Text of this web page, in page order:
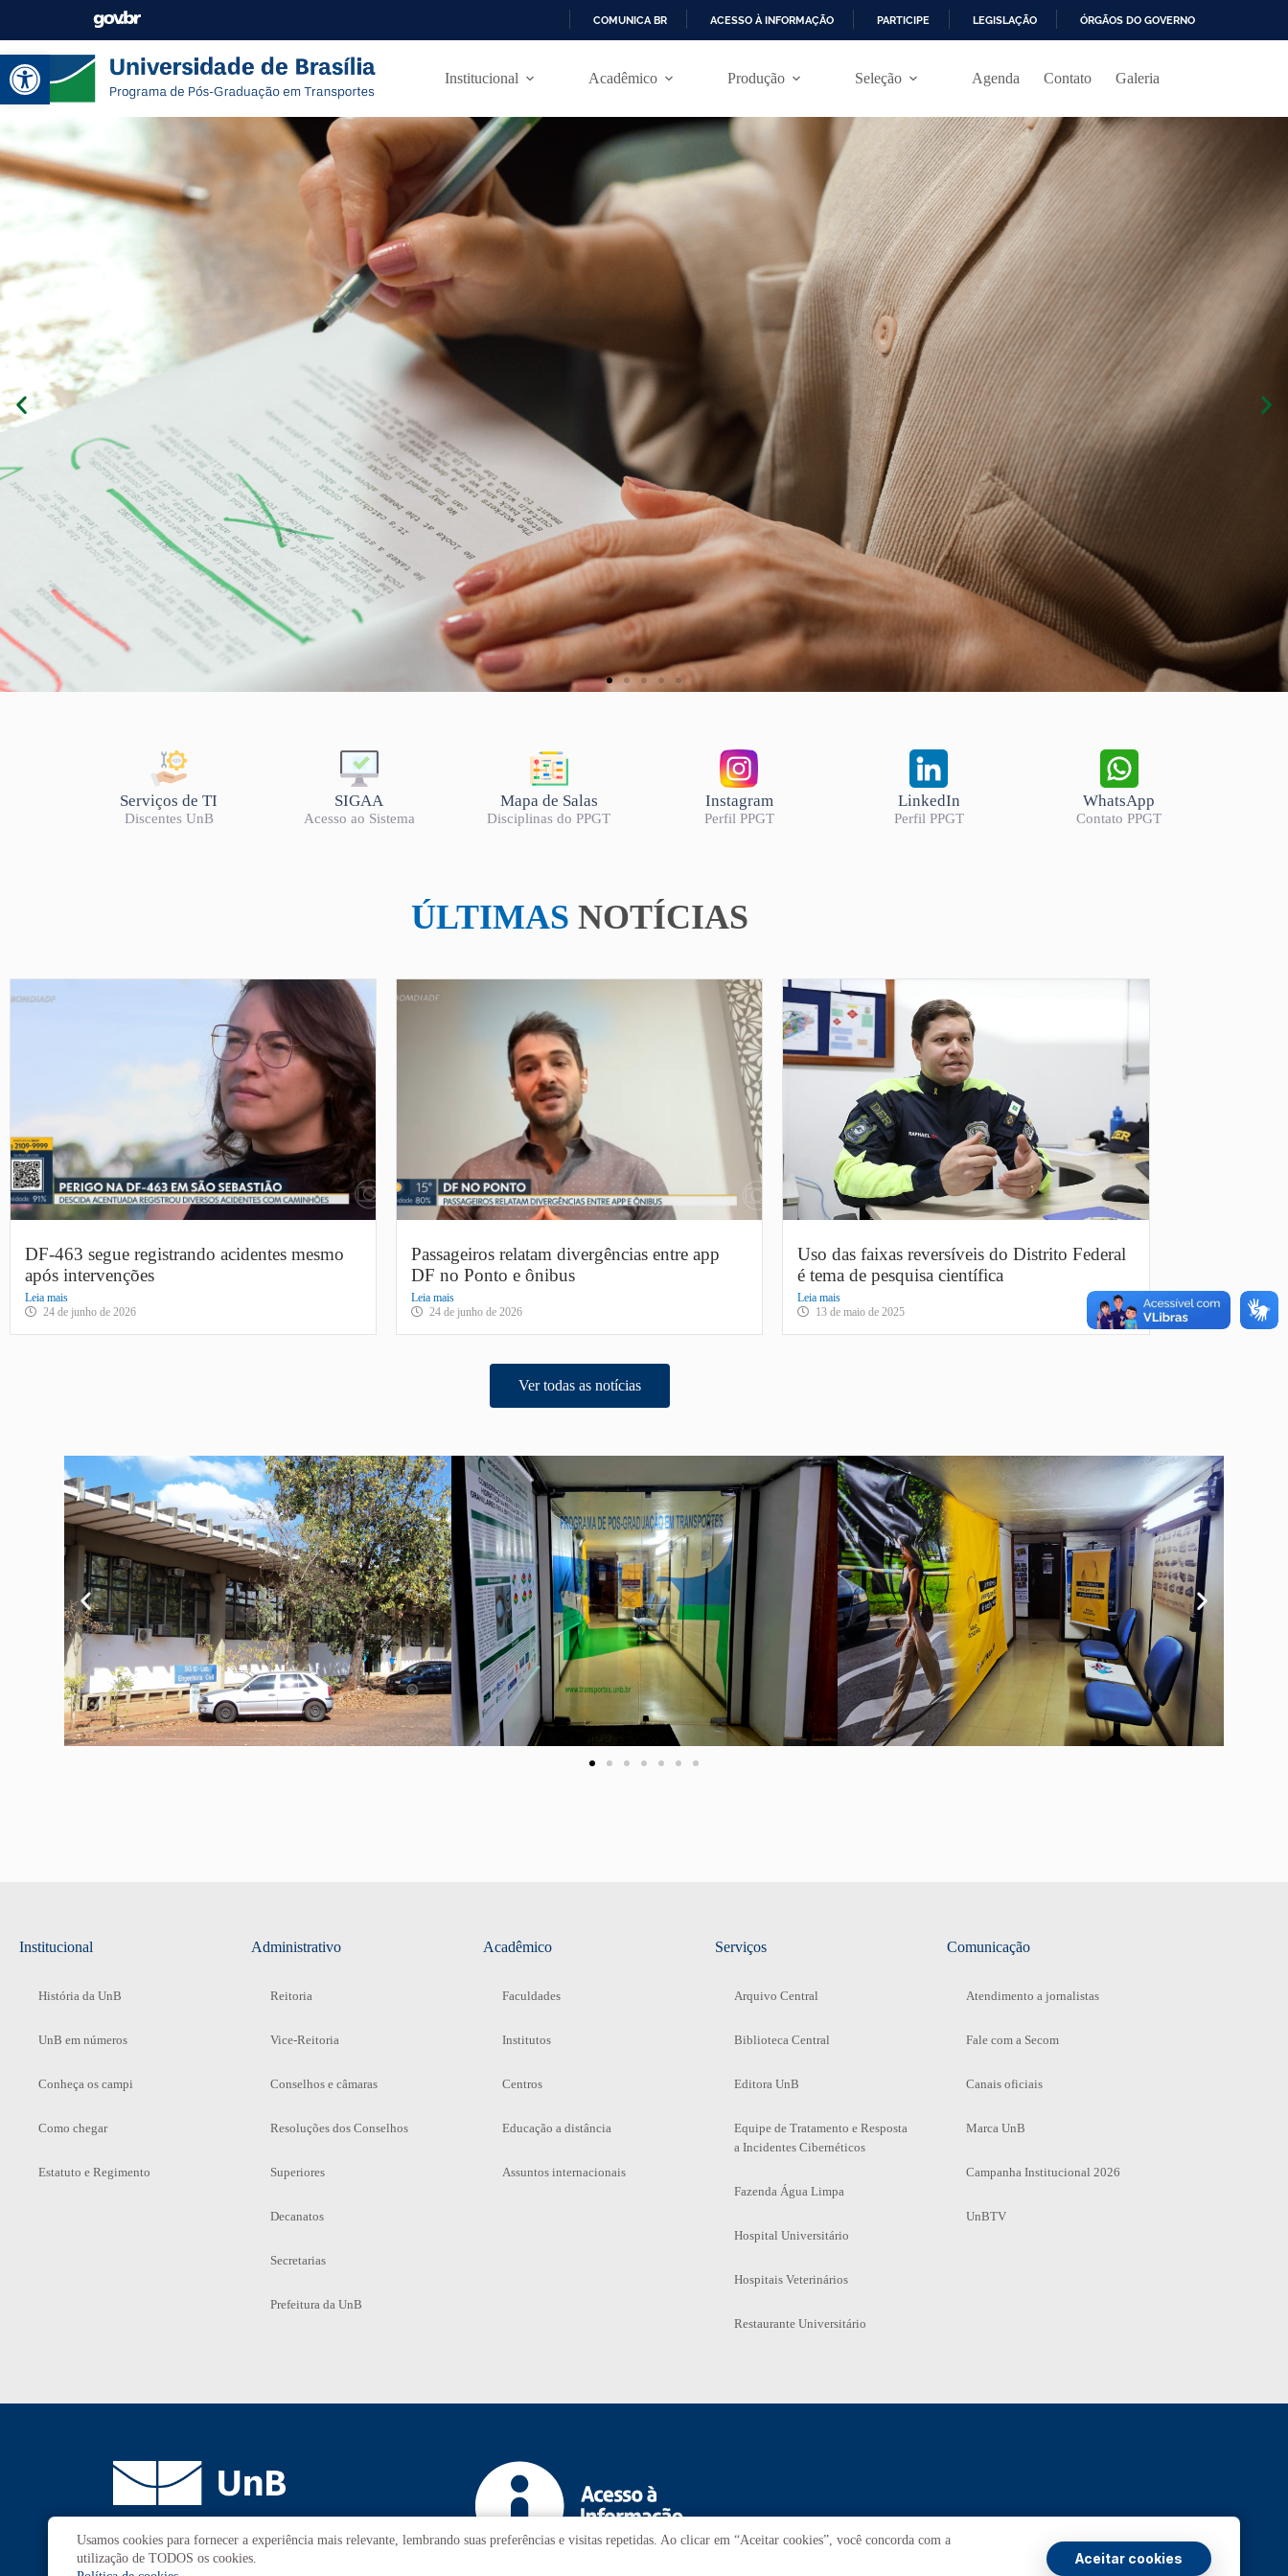
Abrir a barra de ferramentas
P
R
A
O
T
E
COMUNICA BR ACESSO À INFORMAÇÃO PARTICIPE LEGISLAÇÃO ÓRGÃOS DO GOVERNO
Institucional Acadêmico Produção Seleção Agenda Contato Galeria
LISTA DE OFERTA 2026/2
Serviços de TI
Discentes UnB
SIGAA
Acesso ao Sistema
Mapa de Salas
Disciplinas do PPGT
Instagram
Perfil PPGT
LinkedIn
Perfil PPGT
WhatsApp
Contato PPGT
ÚLTIMAS NOTÍCIAS
DF-463 segue registrando acidentes mesmo
após intervenções
Leia mais
24 de junho de 2026
Passageiros relatam divergências entre app
DF no Ponto e ônibus
Leia mais
24 de junho de 2026
Uso das faixas reversíveis do Distrito Federal
é tema de pesquisa científica
Leia mais
13 de maio de 2025
Ver todas as notícias
Institucional
História da UnB
UnB em números
Conheça os campi
Como chegar
Estatuto e Regimento
Administrativo
Reitoria
Vice-Reitoria
Conselhos e câmaras
Resoluções dos Conselhos
Superiores
Decanatos
Secretarias
Prefeitura da UnB
Acadêmico
Faculdades
Institutos
Centros
Educação a distância
Assuntos internacionais
Serviços
Arquivo Central
Biblioteca Central
Editora UnB
Equipe de Tratamento e Resposta
a Incidentes Cibernéticos
Fazenda Água Limpa
Hospital Universitário
Hospitais Veterinários
Restaurante Universitário
Comunicação
Atendimento a jornalistas
Fale com a Secom
Canais oficiais
Marca UnB
Campanha Institucional 2026
UnBTV
Campus Universitário Darcy Ribeiro
Brasília-DF | CEP 70910-900
Transparência e Prestação de Contas
Usamos cookies para fornecer a experiência mais relevante, lembrando suas preferências e visitas repetidas. Ao clicar em “Aceitar cookies”, você concorda com a
utilização de TODOS os cookies.
Aceitar cookies